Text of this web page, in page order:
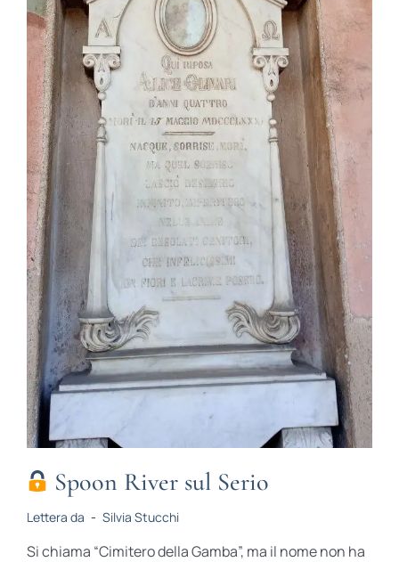
Spoon River sul Serio
Lettera da - Silvia Stucchi
Si chiama “Cimitero della Gamba”, ma il nome non ha